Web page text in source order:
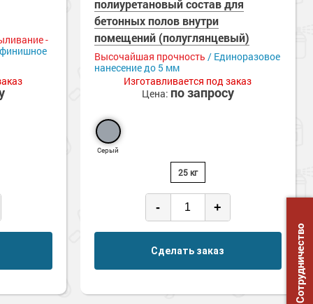
-
полиуретановый состав для
бетонных полов внутри
помещений (полуглянцевый)
Высочайшая прочность / Единоразовое
нанесение до 5 мм
Изготавливается под заказ
Цена: по запросу
Серый
25 кг
- +
Сделать заказ Сотрудничество